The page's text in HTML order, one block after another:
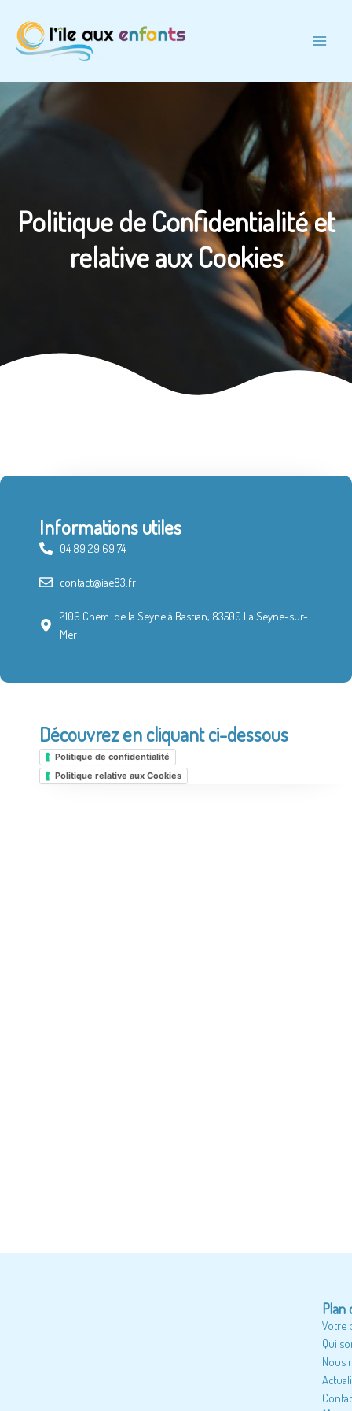
Politique de Confidentialité et
relative aux Cookies
Informations utiles
04 89 29 69 74
contact@iae83.fr
2106 Chem. de la Seyne à Bastian, 83500 La Seyne-sur-
Mer
Découvrez en cliquant ci-dessous
Politique de confidentialité
Politique relative aux Cookies
Plan
Votre
Qui
Nous